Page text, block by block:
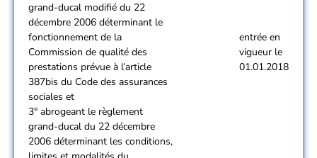
grand-ducal modifié du 22
décembre 2006 déterminant le
fonctionnement de la
Commission de qualité des
prestations prévue à l’article
387bis du Code des assurances
sociales et
3° abrogeant le règlement
grand-ducal du 22 décembre
2006 déterminant les conditions,
entrée en
vigueur le
01.01.2018